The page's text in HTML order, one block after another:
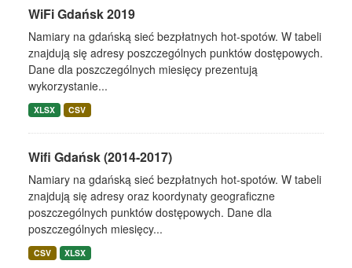
WiFi Gdańsk 2019
Namiary na gdańską sieć bezpłatnych hot-spotów. W tabeli
znajdują się adresy poszczególnych punktów dostępowych.
Dane dla poszczególnych miesięcy prezentują
wykorzystanie...
XLSX CSV
Wifi Gdańsk (2014-2017)
Namiary na gdańską sieć bezpłatnych hot-spotów. W tabeli
znajdują się adresy oraz koordynaty geograficzne
poszczególnych punktów dostępowych. Dane dla
poszczególnych miesięcy...
CSV XLSX